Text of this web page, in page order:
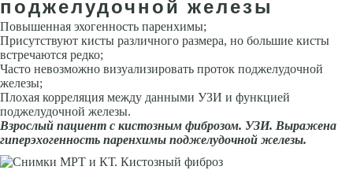
поджелудочной железы
Повышенная эхогенность паренхимы;
Присутствуют кисты различного размера, но большие кисты
встречаются редко;
Часто невозможно визуализировать проток поджелудочной
железы;
Плохая корреляция между данными УЗИ и функцией
поджелудочной железы.
Взрослый пациент с кистозным фиброзом. УЗИ. Выражена
гиперэхогенность паренхимы поджелудочной железы.